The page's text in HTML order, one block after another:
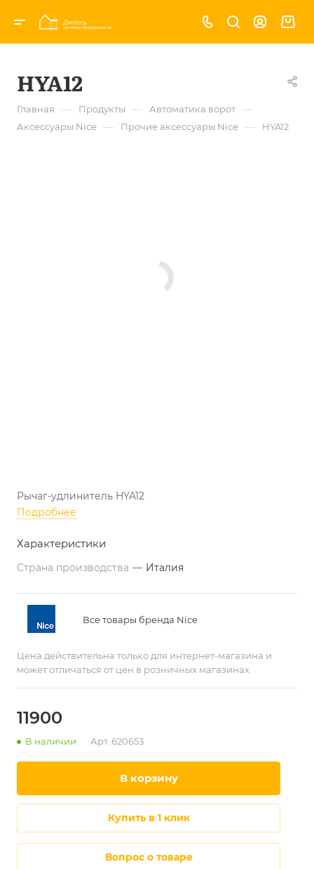
HYA12
Главная — Продукты — Автоматика ворот —
Аксессуары Nice — Прочие аксессуары Nice — HYA12
Рычаг-удлинитель HYA12
Подробнее
Характеристики
Страна производства — Италия
Все товары бренда Nice
Цена действительна только для интернет-магазина и
может отличаться от цен в розничных магазинах
11900
В наличии Арт. 620653
в корзину
купить в 1 клик
Вопрос о товаре